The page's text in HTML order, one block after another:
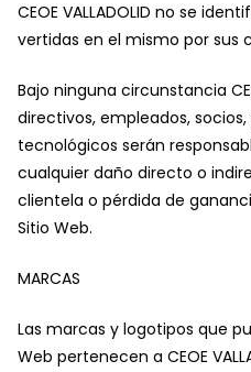
CEOE VALLADOLID no se
vertidas en el mismo por sus
Bajo ninguna circunstancia
directivos, empleados,
tecnológicos serán
cualquier daño directo o
clientela o pérdida de
Sitio Web.
MARCAS
Las marcas y logotipos que
Web pertenecen a CEOE